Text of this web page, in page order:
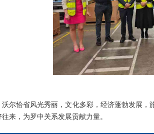
恰省风光秀丽，文化多彩，经济蓬勃发展，
来，为罗中关系发展贡献力量。